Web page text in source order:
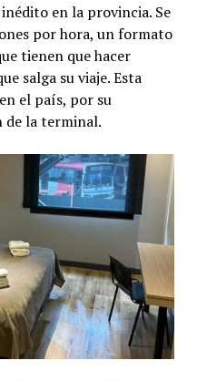
en la provincia. Se
por hora, un formato
tienen que hacer
salga su viaje. Esta
el país, por su
de la terminal.